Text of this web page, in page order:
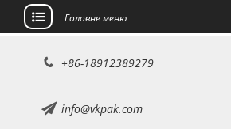
Головне меню
+86-18912389279
info@vkpak.com